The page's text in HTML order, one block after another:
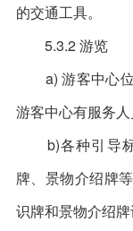
的交通工具。
5.3.2 游览
a) 游客中心位
游客中心有服务
b)各种引导标
牌、景物介绍牌
识牌和景物介绍